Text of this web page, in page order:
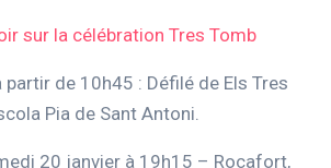
sur la célébration Tres Tomb
de 10h45 : Défilé de Els Tres
Pia de Sant Antoni.
20 janvier à 19h15 – Rocafort,